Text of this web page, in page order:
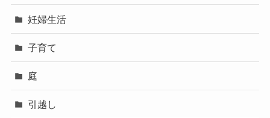
妊婦生活
子育て
庭
引越し